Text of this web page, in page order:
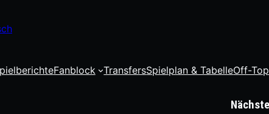
Fanblock TransfersSpielplan & TabelleOff-